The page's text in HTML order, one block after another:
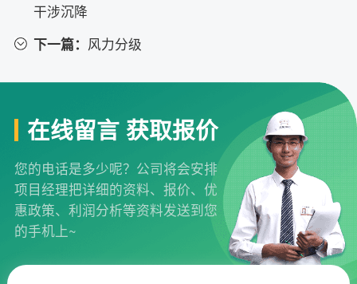
干涉沉降
下一篇： 风力分级
在线留言 获取报价
您的电话是多少呢？公司将会安排
项目经理把详细的资料、报价、优
惠政策、利润分析等资料发送到您
的手机上~